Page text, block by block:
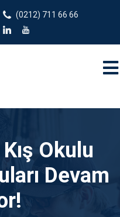
(0212) 711 66 66
Okulu
Devam